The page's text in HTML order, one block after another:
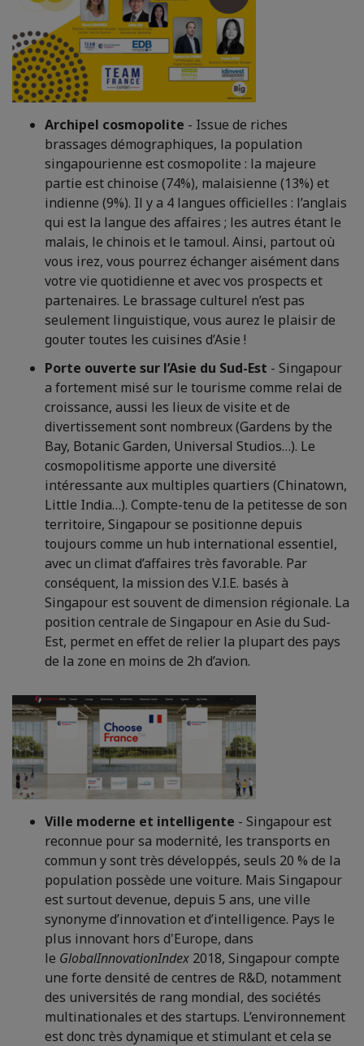
Archipel cosmopolite - Issue de riches
brassages démographiques, la population
singapourienne est cosmopolite : la majeure
partie est chinoise (74%), malaisienne (13%) et
indienne (9%). Il y a 4 langues officielles : l’anglais
qui est la langue des affaires ; les autres étant le
malais, le chinois et le tamoul. Ainsi, partout où
vous irez, vous pourrez échanger aisément dans
votre vie quotidienne et avec vos prospects et
partenaires. Le brassage culturel n’est pas
seulement linguistique, vous aurez le plaisir de
gouter toutes les cuisines d’Asie !
Porte ouverte sur l’Asie du Sud-Est - Singapour
a fortement misé sur le tourisme comme relai de
croissance, aussi les lieux de visite et de
divertissement sont nombreux (Gardens by the
Bay, Botanic Garden, Universal Studios…). Le
cosmopolitisme apporte une diversité
intéressante aux multiples quartiers (Chinatown,
Little India…). Compte-tenu de la petitesse de son
territoire, Singapour se positionne depuis
toujours comme un hub international essentiel,
avec un climat d’affaires très favorable. Par
conséquent, la mission des V.I.E. basés à
Singapour est souvent de dimension régionale. La
position centrale de Singapour en Asie du Sud-
Est, permet en effet de relier la plupart des pays
de la zone en moins de 2h d’avion.
Ville moderne et intelligente - Singapour est
reconnue pour sa modernité, les transports en
commun y sont très développés, seuls 20 % de la
population possède une voiture. Mais Singapour
est surtout devenue, depuis 5 ans, une ville
synonyme d’innovation et d’intelligence. Pays le
plus innovant hors d'Europe, dans
le GlobalInnovationIndex 2018, Singapour compte
une forte densité de centres de R&D, notamment
des universités de rang mondial, des sociétés
multinationales et des startups. L’environnement
est donc très dynamique et stimulant et cela se